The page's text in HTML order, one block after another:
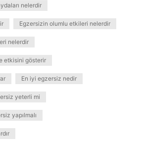
nelerdir
Egzersizin olumlu etkileri nelerdir
nelerdir
etkisini gösterir
En iyi egzersiz nedir
yeterli mi
yapılmalı